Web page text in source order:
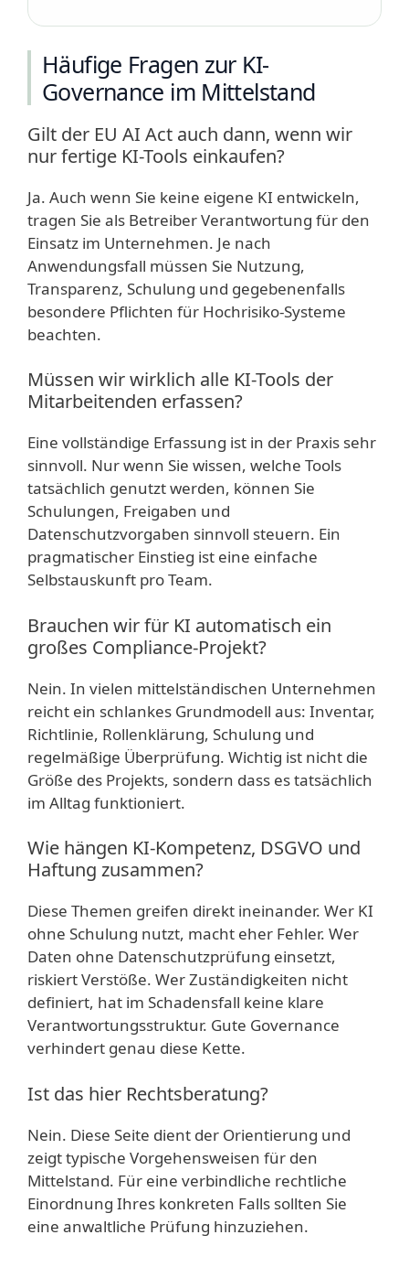
Häufige Fragen zur KI-
Governance im Mittelstand
Gilt der EU AI Act auch dann, wenn wir
nur fertige KI-Tools einkaufen?
Ja. Auch wenn Sie keine eigene KI entwickeln,
tragen Sie als Betreiber Verantwortung für den
Einsatz im Unternehmen. Je nach
Anwendungsfall müssen Sie Nutzung,
Transparenz, Schulung und gegebenenfalls
besondere Pflichten für Hochrisiko-Systeme
beachten.
Müssen wir wirklich alle KI-Tools der
Mitarbeitenden erfassen?
Eine vollständige Erfassung ist in der Praxis sehr
sinnvoll. Nur wenn Sie wissen, welche Tools
tatsächlich genutzt werden, können Sie
Schulungen, Freigaben und
Datenschutzvorgaben sinnvoll steuern. Ein
pragmatischer Einstieg ist eine einfache
Selbstauskunft pro Team.
Brauchen wir für KI automatisch ein
großes Compliance-Projekt?
Nein. In vielen mittelständischen Unternehmen
reicht ein schlankes Grundmodell aus: Inventar,
Richtlinie, Rollenklärung, Schulung und
regelmäßige Überprüfung. Wichtig ist nicht die
Größe des Projekts, sondern dass es tatsächlich
im Alltag funktioniert.
Wie hängen KI-Kompetenz, DSGVO und
Haftung zusammen?
Diese Themen greifen direkt ineinander. Wer KI
ohne Schulung nutzt, macht eher Fehler. Wer
Daten ohne Datenschutzprüfung einsetzt,
riskiert Verstöße. Wer Zuständigkeiten nicht
definiert, hat im Schadensfall keine klare
Verantwortungsstruktur. Gute Governance
verhindert genau diese Kette.
Ist das hier Rechtsberatung?
Nein. Diese Seite dient der Orientierung und
zeigt typische Vorgehensweisen für den
Mittelstand. Für eine verbindliche rechtliche
Einordnung Ihres konkreten Falls sollten Sie
eine anwaltliche Prüfung hinzuziehen.